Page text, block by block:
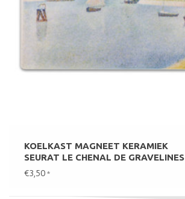
KOELKAST MAGNEET KERAMIEK
SEURAT LE CHENAL DE GRAVELINES
€3,50 *